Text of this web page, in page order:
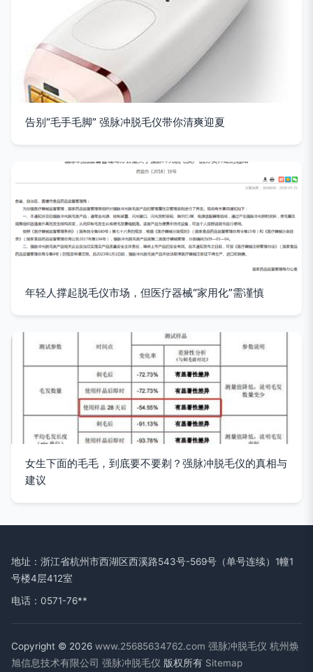
告别“毛手毛脚” 强脉冲脱毛仪带你清爽迎夏
年轻人撑起脱毛仪市场，但医疗器械“家用化”需谨慎
女生下面的毛毛，到底要不要剃？强脉冲脱毛仪的真相与
建议
地址：浙江省杭州市西湖区西溪路543号-569号（单号连续）1幢1
号楼4层412室
电话：0571-76**
Copyright © 2026 www.25685634762.com 强脉冲脱毛仪 杭州焕
旭信息技术有限公司 强脉冲脱毛仪 版权所有 Sitemap